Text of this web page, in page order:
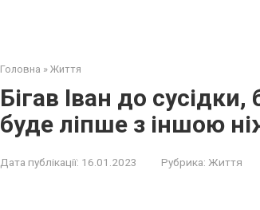
Головна » Життя
Бігав Іван до
буде ліпше з іншою
Дата публікації: 16.01.2023 Рубрика: Життя